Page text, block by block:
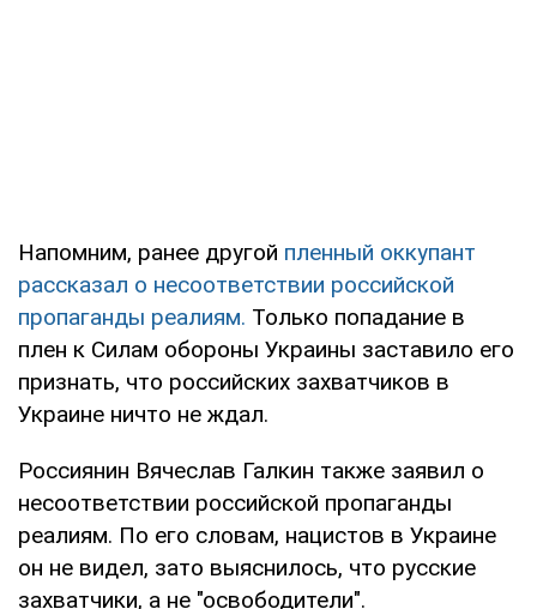
Напомним, ранее другой пленный оккупант
рассказал о несоответствии российской
пропаганды реалиям. Только попадание в
плен к Силам обороны Украины заставило его
признать, что российских захватчиков в
Украине ничто не ждал.
Россиянин Вячеслав Галкин также заявил о
несоответствии российской пропаганды
реалиям. По его словам, нацистов в Украине
он не видел, зато выяснилось, что русские
захватчики, а не "освободители".